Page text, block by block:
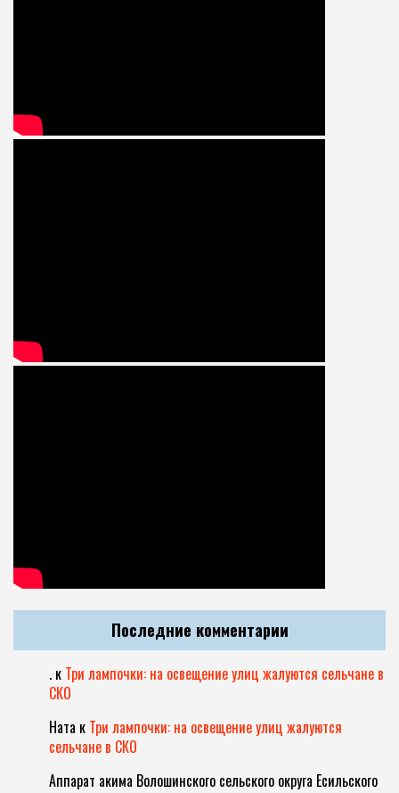
Последние комментарии
. к Три лампочки: на освещение улиц жалуются сельчане в
СКО
Ната к Три лампочки: на освещение улиц жалуются
сельчане в СКО
Аппарат акима Волошинского сельского округа Есильского